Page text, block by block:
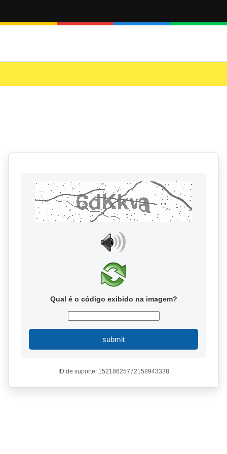
Qual é o código exibido na imagem?
submit
ID de suporte: 15218625772158943338